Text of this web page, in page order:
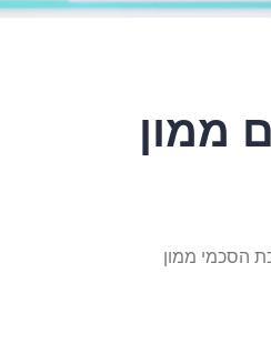
ממון
הסכמי ממון